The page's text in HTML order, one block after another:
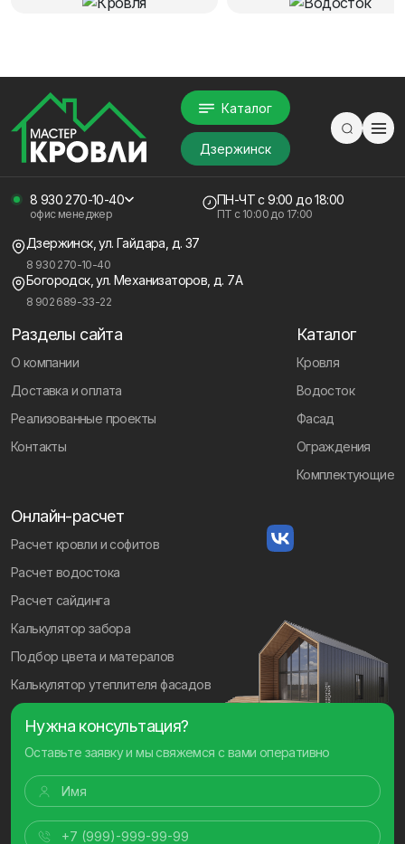
Каталог
Дзержинск
8 930 270-10-40
офис менеджер
ПН-ЧТс 9:00 до 18:00
ПТ с 10:00 до 17:00
Дзержинск, ул. Гайдара, д. 37
8 930 270-10-40
Богородск, ул. Механизаторов, д. 7А
8 902 689-33-22
Разделы сайта
О компании
Доставка и оплата
Реализованные проекты
Контакты
Каталог
Кровля
Водосток
Фасад
Ограждения
Комплектующие
Онлайн-расчет
Расчет кровли и софитов
Расчет водостока
Расчет сайдинга
Калькулятор забора
Подбор цвета и матералов
Калькулятор утеплителя фасадов
Нужна консультация?
Оставьте заявку и мы свяжемся с вами оперативно